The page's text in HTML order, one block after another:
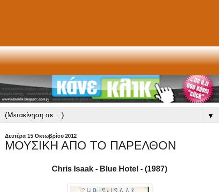
▼
Δευτέρα 15 Οκτωβρίου 2012
ΜΟΥΣΙΚΗ ΑΠΟ ΤΟ ΠΑΡΕΛΘΟΝ
Chris Isaak - Blue Hotel - (1987)